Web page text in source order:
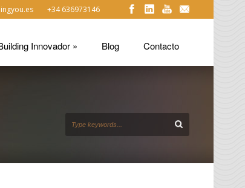
+34 636973146
Innovador » Blog Contacto